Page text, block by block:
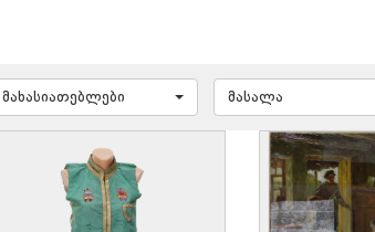
მახასიათებლები მასალა